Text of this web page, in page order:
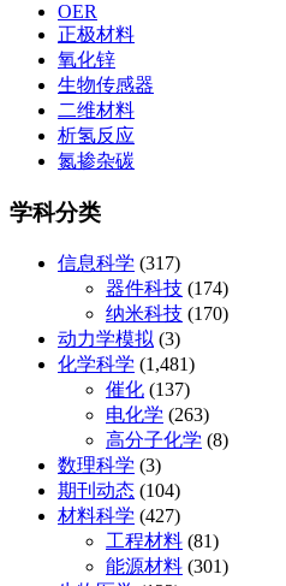
OER
正极材料
氧化锌
生物传感器
二维材料
析氢反应
氮掺杂碳
学科分类
信息科学 (317)
器件科技 (174)
纳米科技 (170)
动力学模拟 (3)
化学科学 (1,481)
催化 (137)
电化学 (263)
高分子化学 (8)
数理科学 (3)
期刊动态 (104)
材料科学 (427)
工程材料 (81)
能源材料 (301)